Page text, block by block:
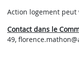
Action logement peut
Contact dans le
49,